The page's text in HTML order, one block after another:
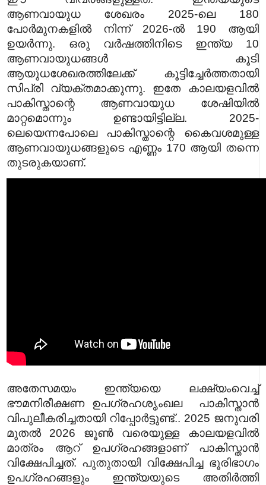
ആണവായുധ ശേഖരം 2025-ലെ 180
പോർമുനകളിൽ നിന്ന് 2026-ൽ 190 ആയി
ഉയർന്നു. ഒരു വർഷത്തിനിടെ ഇന്ത്യ 10
ആണവായുധങ്ങൾ കൂടി
ആയുധശേഖരത്തിലേക്ക് കൂട്ടിച്ചേർത്തതായി
സിപ്രി വ്യക്തമാക്കുന്നു. ഇതേ കാലയളവിൽ
പാകിസ്താന്റെ ആണവായുധ ശേഷിയിൽ
മാറ്റമൊന്നും ഉണ്ടായിട്ടില്ല. 2025-
ലെയെന്നപോലെ പാകിസ്താന്റെ കൈവശമുള്ള
ആണവായുധങ്ങളുടെ എണ്ണം 170 ആയി തന്നെ
തുടരുകയാണ്.
അതേസമയം ഇന്ത്യയെ ലക്ഷ്യംവെച്ച്
ഭൗമനിരീക്ഷണ ഉപഗ്രഹശൃംഖല പാകിസ്താൻ
വിപുലീകരിച്ചതായി റിപ്പോർട്ടുണ്ട്.. 2025 ജനുവരി
മുതൽ 2026 ജൂൺ വരെയുള്ള കാലയളവിൽ
മാത്രം ആറ് ഉപഗ്രഹങ്ങളാണ് പാകിസ്താൻ
വിക്ഷേപിച്ചത്. പുതുതായി വിക്ഷേപിച്ച ഭൂരിഭാഗം
ഉപഗ്രഹങ്ങളും ഇന്ത്യയുടെ അതിർത്തി